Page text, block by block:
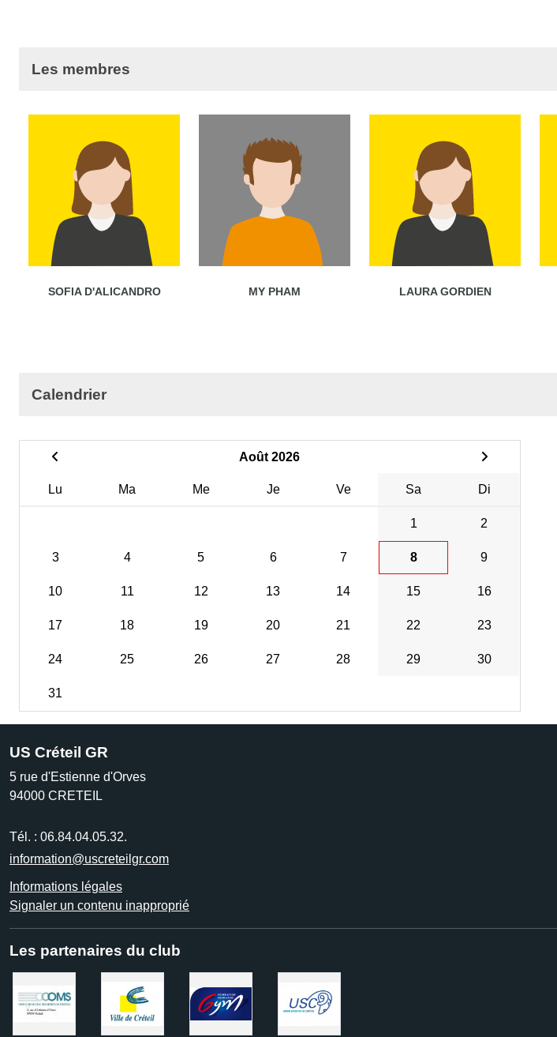
Les membres
SOFIA D'ALICANDRO MY PHAM LAURA GORDIEN
Calendrier
Août 2026
Lu Ma Me Je Ve Sa Di
1 2
3 4 5 6 7 8 9
10 11 12 13 14 15 16
17 18 19 20 21 22 23
24 25 26 27 28 29 30
31
US Créteil GR
5 rue d'Estienne d'Orves
94000 CRETEIL
Tél. : 06.84.04.05.32.
information@uscreteilgr.com
Informations légales
Signaler un contenu inapproprié
Les partenaires du club